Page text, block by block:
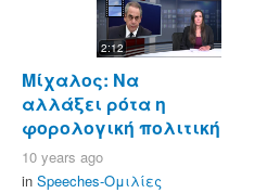
2:12
Μίχαλος: Να
αλλάξει ρότα η
φορολογική πολιτική
10 years ago
in Speeches-Ομιλίες